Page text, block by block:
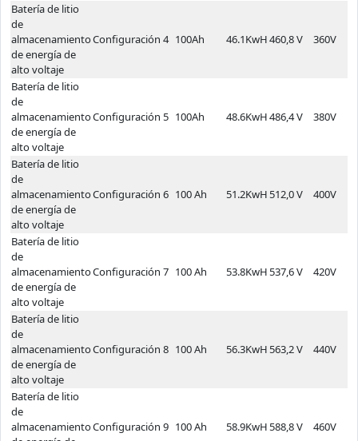
Batería de litio
de
almacenamiento
de energía de
alto voltaje
Configuración 4 100Ah 46.1KwH460,8 V 360V
Batería de litio
de
almacenamiento
de energía de
alto voltaje
Configuración 5 100Ah 48.6KwH486,4 V 380V
Batería de litio
de
almacenamiento
de energía de
alto voltaje
Configuración 6 100 Ah 51.2KwH 512,0 V 400V
Batería de litio
de
almacenamiento
de energía de
alto voltaje
Configuración 7 100 Ah 53.8KwH 537,6 V 420V
Batería de litio
de
almacenamiento
de energía de
alto voltaje
Configuración 8 100 Ah 56.3KwH 563,2 V 440V
Batería de litio
de
almacenamientoConfiguración 9 100 Ah 58.9KwH 588,8 V 460V